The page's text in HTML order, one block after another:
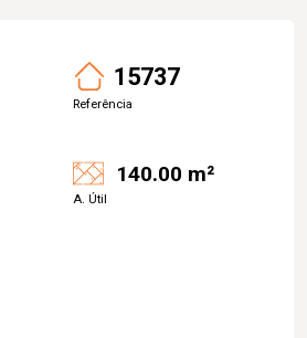
15737
Referência
140.00 m²
A. Útil